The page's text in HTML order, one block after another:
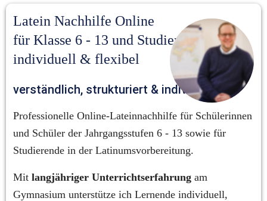
Latein Nachhilfe Online
für Klasse 6 - 13 und Studierende –
individuell & flexibel
verständlich, strukturiert & individuell
Professionelle Online-Lateinnachhilfe für Schülerinnen
und Schüler der Jahrgangsstufen 6 - 13 sowie für
Studierende in der Latinumsvorbereitung.
Mit langjähriger Unterrichtserfahrung am
Gymnasium unterstütze ich Lernende individuell,